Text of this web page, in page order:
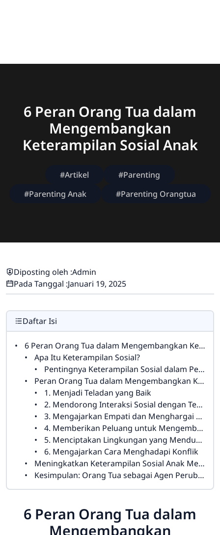
6 Peran Orang Tua dalam
Mengembangkan
Keterampilan Sosial Anak
#Artikel
#Parenting
#Parenting Anak
#Parenting Orangtua
Diposting oleh :Admin
Pada Tanggal :Januari 19, 2025
Daftar Isi
6 Peran Orang Tua dalam Mengembangkan Keterampilan Sosial Anak
Apa Itu Keterampilan Sosial?
Pentingnya Keterampilan Sosial dalam Perkembangan Anak
Peran Orang Tua dalam Mengembangkan Keterampilan Sosial Anak
1. Menjadi Teladan yang Baik
2. Mendorong Interaksi Sosial dengan Teman Sebaya
3. Mengajarkan Empati dan Menghargai Perasaan Orang Lain
4. Memberikan Peluang untuk Mengembangkan Keterampilan Sosial
5. Menciptakan Lingkungan yang Mendukung
6. Mengajarkan Cara Menghadapi Konflik
Meningkatkan Keterampilan Sosial Anak Melalui Pendekatan yang Holistik
Kesimpulan: Orang Tua sebagai Agen Perubahan Sosial Anak
6 Peran Orang Tua dalam
Mengembangkan